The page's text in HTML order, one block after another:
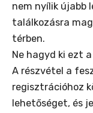
nem nyílik újabb
találkozásra
térben.
Ne hagyd ki ezt
A részvétel a
regisztrációhoz
lehetőséget, és